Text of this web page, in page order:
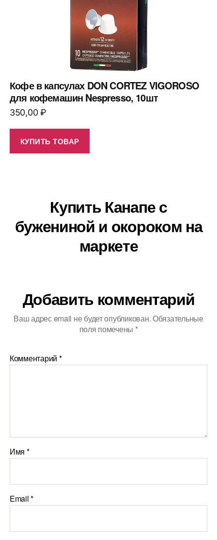
Кофе в капсулах DON CORTEZ VIGOROSO
для кофемашин Nespresso, 10шт
350,00₽
КУПИТЬ ТОВАР
Купить Канапе с
бужениной и окороком на
маркете
Добавить комментарий
Ваш адрес email не будет опубликован.Обязательные
поля помечены *
Комментарий *
Имя *
Email*